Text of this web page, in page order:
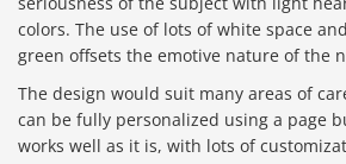
colors. The use of lots of white space
green offsets the emotive nature of the
The design would suit many areas of
can be fully personalized using a page
works well as it is, with lots of